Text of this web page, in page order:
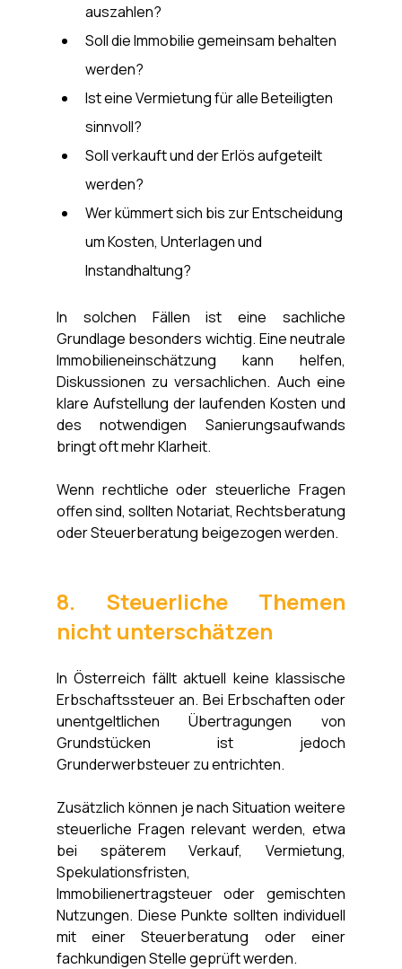
auszahlen?
Soll die Immobilie gemeinsam behalten
werden?
Ist eine Vermietung für alle Beteiligten
sinnvoll?
Soll verkauft und der Erlös aufgeteilt
werden?
Wer kümmert sich bis zur Entscheidung
um Kosten, Unterlagen und
Instandhaltung?
In solchen Fällen ist eine sachliche
Grundlage besonders wichtig. Eine neutrale
Immobilieneinschätzung kann helfen,
Diskussionen zu versachlichen. Auch eine
klare Aufstellung der laufenden Kosten und
des notwendigen Sanierungsaufwands
bringt oft mehr Klarheit.
Wenn rechtliche oder steuerliche Fragen
offen sind, sollten Notariat, Rechtsberatung
oder Steuerberatung beigezogen werden.
8. Steuerliche Themen
nicht unterschätzen
In Österreich fällt aktuell keine klassische
Erbschaftssteuer an. Bei Erbschaften oder
unentgeltlichen Übertragungen von
Grundstücken ist jedoch
Grunderwerbsteuer zu entrichten.
Zusätzlich können je nach Situation weitere
steuerliche Fragen relevant werden, etwa
bei späterem Verkauf, Vermietung,
Spekulationsfristen,
Immobilienertragsteuer oder gemischten
Nutzungen. Diese Punkte sollten individuell
mit einer Steuerberatung oder einer
fachkundigen Stelle geprüft werden.